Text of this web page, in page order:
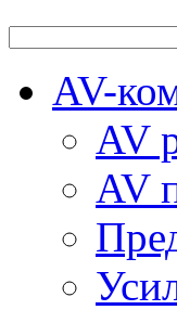
AV-
AV
AV